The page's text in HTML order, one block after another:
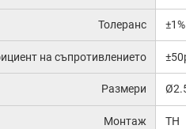
Толеранс ±1%
на съпротивлението
Размери
Монтаж TH